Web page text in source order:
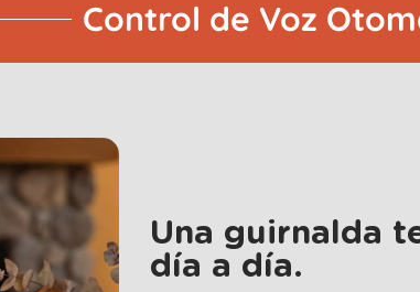
Control de Voz
Una guirnalda
día a día.